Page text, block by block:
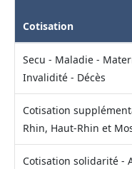
Cotisation
Secu - Maladie -
Invalidité - Décès
Cotisation
Rhin, Haut-Rhin et
Cotisation solidarité -